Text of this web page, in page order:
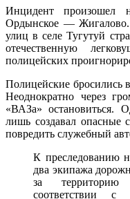
Инцидент произошел
Ордынское — Жигалово.
улиц в селе Тугутуй
отечественную
полицейских
Полицейские бросились
Неоднократно через
«ВАЗа» остановиться.
лишь создавал опасные
повредить служебный
К преследованию
два экипажа
за
соответствии